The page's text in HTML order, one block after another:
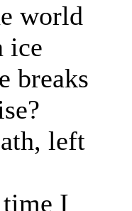
world
ice
breaks
left
I